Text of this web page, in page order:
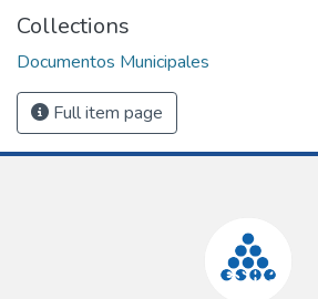
Collections
Documentos Municipales
Full item page